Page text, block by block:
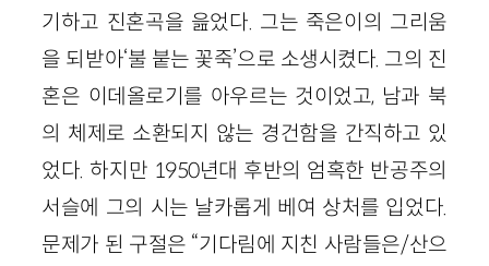
기하고 진혼곡을 읊었다. 그는 죽은이의 그리움
을 되받아‘불 붙는 꽃죽’으로 소생시켰다. 그의 진
혼은 이데올로기를 아우르는 것이었고, 남과 북
의 체제로 소환되지 않는 경건함을 간직하고 있
었다. 하지만 1950년대 후반의 엄혹한 반공주의
서슬에 그의 시는 날카롭게 베여 상처를 입었다.
문제가 된 구절은 “기다림에 지친 사람들은/산으